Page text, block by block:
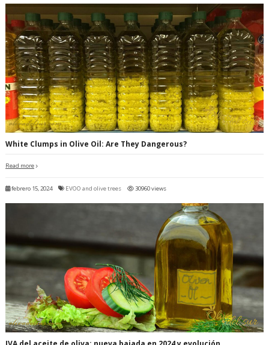
White Clumps in Olive Oil: Are They Dangerous?
Read more
febrero 15, 2024 EVOO and olive trees 30960 views